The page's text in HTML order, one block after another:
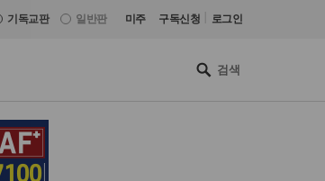
기독교판 일반판 미주 구독신청 로그인